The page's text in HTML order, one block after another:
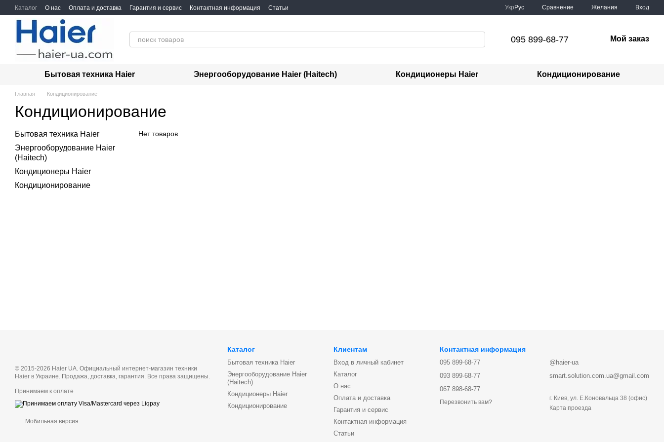
Перейти к основному контенту
Каталог О нас Оплата и доставка Гарантия и сервис Контактная информация Статьи Укр Рус Сравнение Желания Вход
095 899-68-77 Мой заказ
Бытовая техника Haier Энергооборудование Haier (Haitech) Кондиционеры Haier Кондиционирование
Главная Кондиционирование
Кондиционирование
Нет товаров
Бытовая техника Haier
Энергооборудование Haier
(Haitech)
Кондиционеры Haier
Кондиционирование
© 2015-2026 Haier UA. Официальный интернет-магазин техники
Haier в Украине. Продажа, доставка, гарантия. Все права защищены.
Принимаем к оплате
Мобильная версия
Каталог
Бытовая техника Haier
Энергооборудование Haier
(Haitech)
Кондиционеры Haier
Кондиционирование
Клиентам
Вход в личный кабинет
Каталог
О нас
Оплата и доставка
Гарантия и сервис
Контактная информация
Статьи
Контактная информация
095 899-68-77
093 899-68-77
067 898-68-77
Перезвонить вам?
@haier-ua
smart.solution.com.ua@gmail.com
г. Киев, ул. Е.Коновальца 38 (офис)
Карта проезда